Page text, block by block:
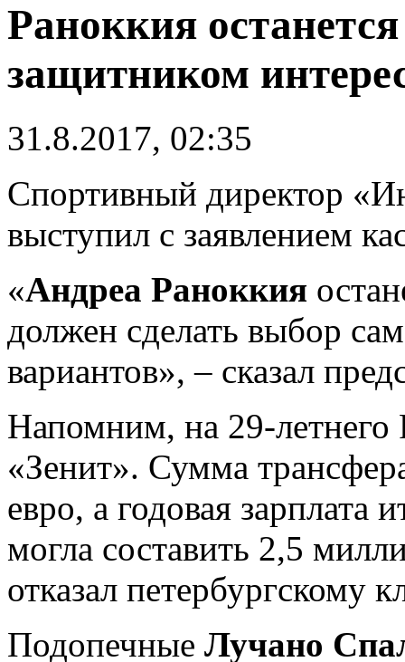
Раноккия
защитником
31.8.2017, 02:35
Спортивный директор
выступил с заявлением
«Андреа Раноккия
должен сделать выбор
вариантов», – сказал
Напомним, на 29-летнего
«Зенит». Сумма
евро, а годовая зарплата
могла составить 2,5
отказал петербургскому
Подопечные Лучано